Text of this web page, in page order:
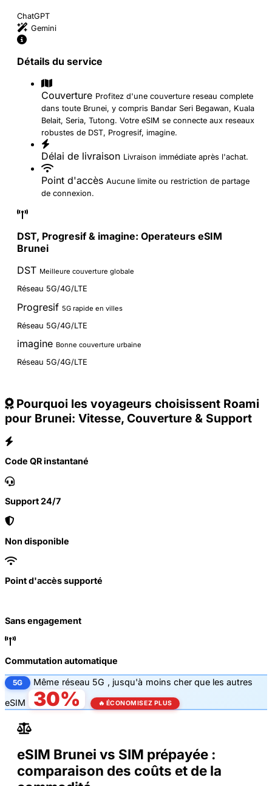
ChatGPT
Gemini
Détails du service
Couverture Profitez d'une couverture reseau complete
dans toute Brunei, y compris Bandar Seri Begawan, Kuala
Belait, Seria, Tutong. Votre eSIM se connecte aux reseaux
robustes de DST, Progresif, imagine.
Délai de livraison Livraison immédiate après l'achat.
Point d'accès Aucune limite ou restriction de partage
de connexion.
DST, Progresif & imagine: Operateurs eSIM
Brunei
DST Meilleure couverture globale
Réseau 5G/4G/LTE
Progresif 5G rapide en villes
Réseau 5G/4G/LTE
imagine Bonne couverture urbaine
Réseau 5G/4G/LTE
Pourquoi les voyageurs choisissent Roami
pour Brunei: Vitesse, Couverture & Support
Code QR instantané
Support 24/7
Non disponible
Point d'accès supporté
Sans engagement
Commutation automatique
5G Même réseau 5G , jusqu'à moins cher que les autres
eSIM
30% 🔥 ÉCONOMISEZ PLUS
eSIM Brunei vs SIM prépayée :
comparaison des coûts et de la